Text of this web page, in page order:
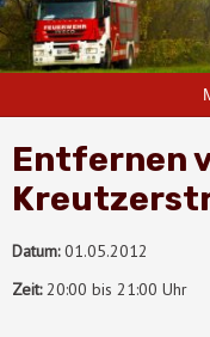
Entfernen
Datum:01.05.2012
Zeit:20:00 bis 21:00 Uhr